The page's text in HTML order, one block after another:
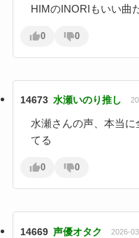
HIMのINORIもいい曲
0 0
14673 水瀬いのり推し
水瀬さんの声、本当
てる
0 0
14669 声優オタク 2026-